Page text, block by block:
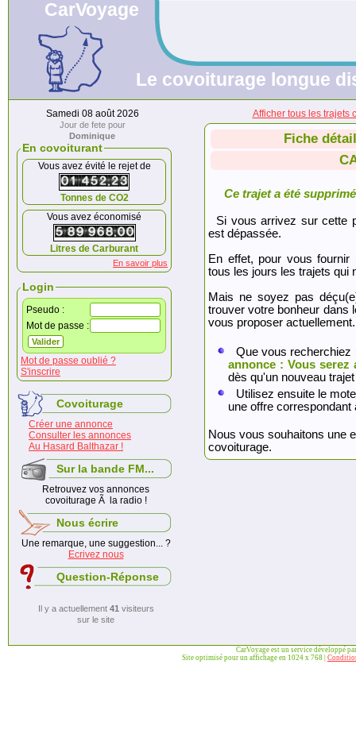
CarVoyage
Le covoiturage longue
Samedi 08 août 2026
Jour de fete pour
Dominique
En covoiturant
Vous avez évité le rejet de
Tonnes de CO2
Vous avez économisé
Litres de Carburant
En savoir plus
Login
Pseudo :
Mot de passe :
Mot de passe oublié ?
S'inscrire
Covoiturage
Créer une annonce
Consulter les annonces
Au Hasard Balthazar !
Sur la bande FM...
Retrouvez vos annonces
covoiturage Ã la radio !
Nous écrire
Une remarque, une suggestion... ?
Ecrivez nous
Question-Réponse
Il y a actuellement 41 visiteurs
sur le site
Afficher tous les trajets
Fiche
Ce trajet a été
Si vous arrivez sur cette
est dépassée.
En effet, pour vous fournir
tous les jours les trajets qui
Mais ne soyez pas
trouver votre bonheur dans
vous proposer actuellement.
Que vous
annonce : Vous serez
dès qu'un nouveau
Utilisez ensuite le
une offre
Nous vous souhaitons une
covoiturage.
CarVoyage est un service développé
Site optimisé pour un affichage en 1024 x 768 |